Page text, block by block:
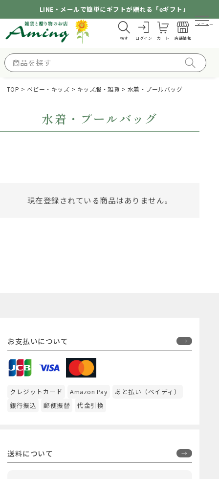
LINE・メールで簡単にギフトが贈れる「eギフト」
探す ログイン カート 店舗情報
メニュー
TOP ベビー・キッズ キッズ服・雑貨 水着・プールバッグ
水着・プールバッグ
現在登録されている商品はありません。
お支払いについて
クレジットカード Amazon Pay
あと払い（ペイディ）
銀行振込
郵便振替 代金引換
送料について